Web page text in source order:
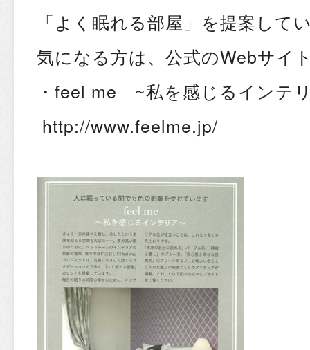
「よく眠れる部屋」を提案して
気になる方は、公式のWebサイ
・feel me ~私を感じるイン
http://www.feelme.jp/